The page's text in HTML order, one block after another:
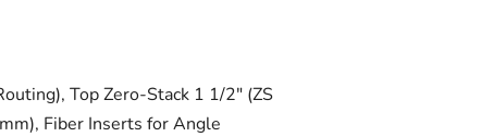
Top Zero-Stack 1 1/2" (ZS
Fiber Inserts for Angle